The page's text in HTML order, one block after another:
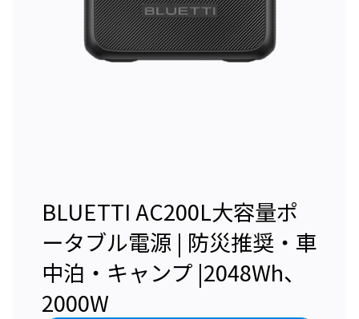
BLUETTI AC200L大容量ポ
ータブル電源 | 防災推奨・車
中泊・キャンプ |2048Wh、
2000W